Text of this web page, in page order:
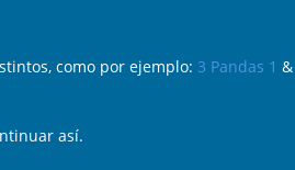
como por ejemplo: 3 Pandas 1 &
así.